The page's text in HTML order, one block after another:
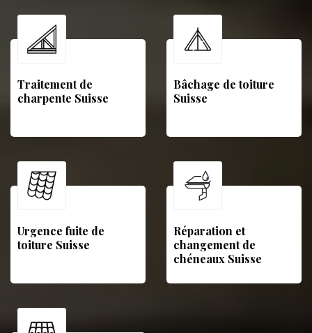
Traitement de
charpente Suisse
Bâchage de toiture
Suisse
Urgence fuite de
toiture Suisse
Réparation et
changement de
chéneaux Suisse